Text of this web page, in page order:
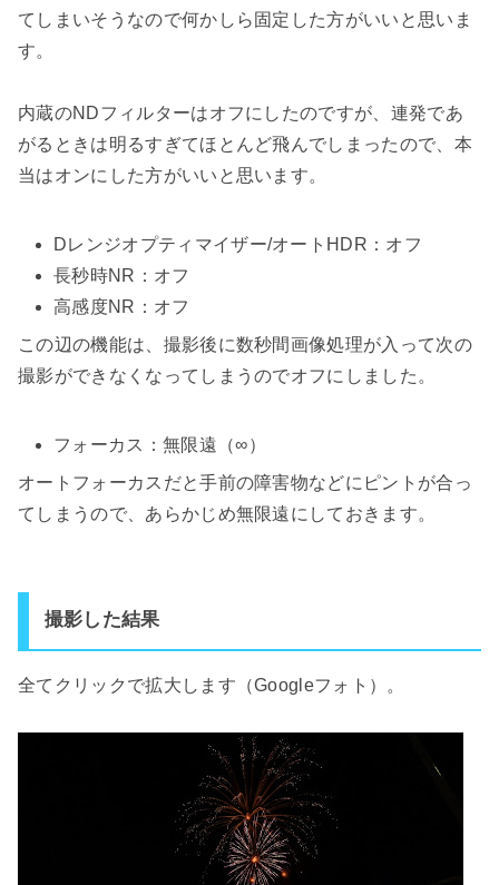
てしまいそうなので何かしら固定した方がいいと思いま
す。
内蔵のNDフィルターはオフにしたのですが、連発であ
がるときは明るすぎてほとんど飛んでしまったので、本
当はオンにした方がいいと思います。
Dレンジオプティマイザー/オートHDR：オフ
長秒時NR：オフ
高感度NR：オフ
この辺の機能は、撮影後に数秒間画像処理が入って次の
撮影ができなくなってしまうのでオフにしました。
フォーカス：無限遠（∞）
オートフォーカスだと手前の障害物などにピントが合っ
てしまうので、あらかじめ無限遠にしておきます。
撮影した結果
全てクリックで拡大します（Googleフォト）。